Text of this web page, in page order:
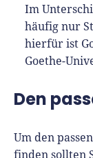
Im
häufig nur
hierfür ist
Goethe-
Den
Um den
finden sollten